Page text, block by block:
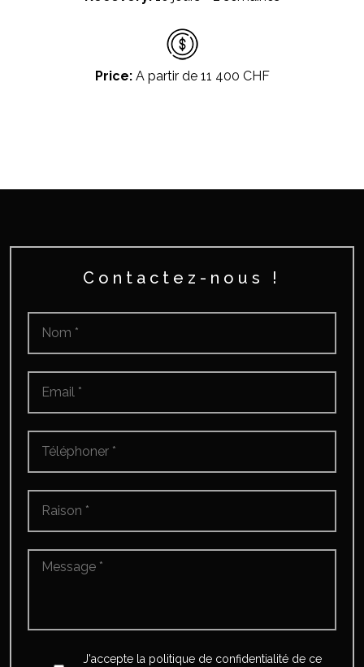
Price:A partir de 11 400 CHF
Contactez-nous !
Nom *
Email *
Téléphoner *
Raison *
Message
*
J'accepte la politique de confidentialité de ce